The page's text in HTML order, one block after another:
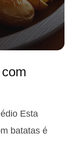
Esta
batatas é